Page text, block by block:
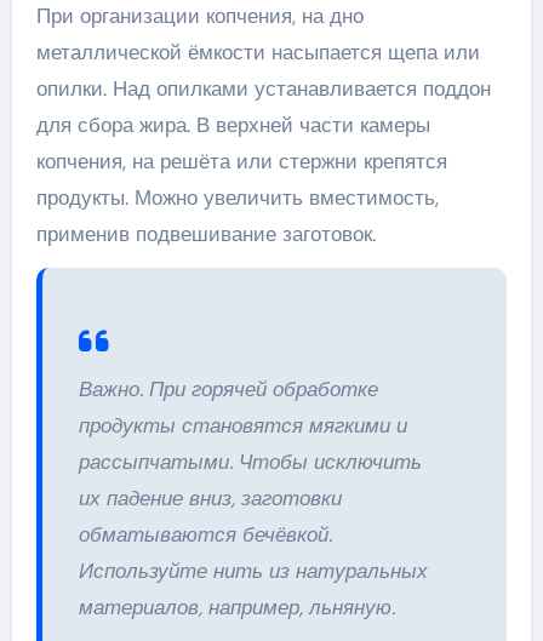
При организации копчения, на дно
металлической ёмкости насыпается щепа или
опилки. Над опилками устанавливается поддон
для сбора жира. В верхней части камеры
копчения, на решёта или стержни крепятся
продукты. Можно увеличить вместимость,
применив подвешивание заготовок.
Важно. При горячей обработке
продукты становятся мягкими и
рассыпчатыми. Чтобы исключить
их падение вниз, заготовки
обматываются бечёвкой.
Используйте нить из натуральных
материалов, например, льняную.